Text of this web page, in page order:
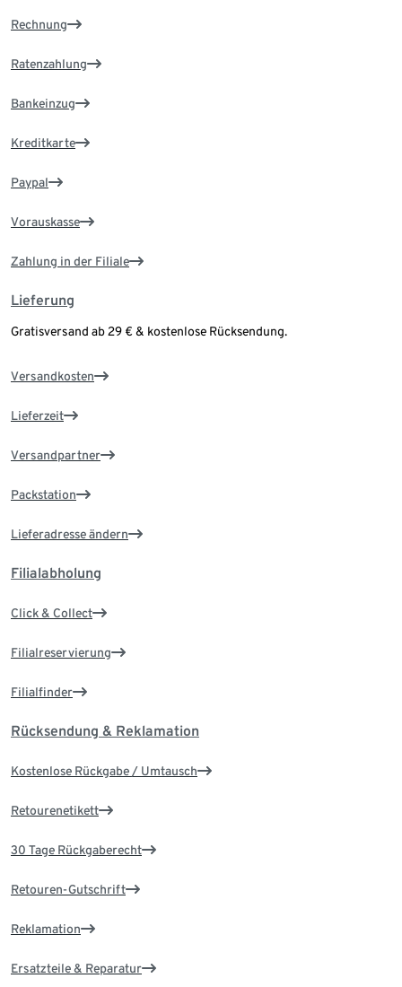
Rechnung
Ratenzahlung
Bankeinzug
Kreditkarte
Paypal
Vorauskasse
Zahlung in der Filiale
Lieferung
Gratisversand ab 29 € & kostenlose Rücksendung.
Versandkosten
Lieferzeit
Versandpartner
Packstation
Lieferadresse ändern
Filialabholung
Click & Collect
Filialreservierung
Filialfinder
Rücksendung & Reklamation
Kostenlose Rückgabe / Umtausch
Retourenetikett
30 Tage Rückgaberecht
Retouren-Gutschrift
Reklamation
Ersatzteile & Reparatur